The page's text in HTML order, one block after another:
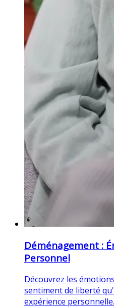
Déménagement :
Personnel
Découvrez les
sentiment de liberté
expérience personnelle.